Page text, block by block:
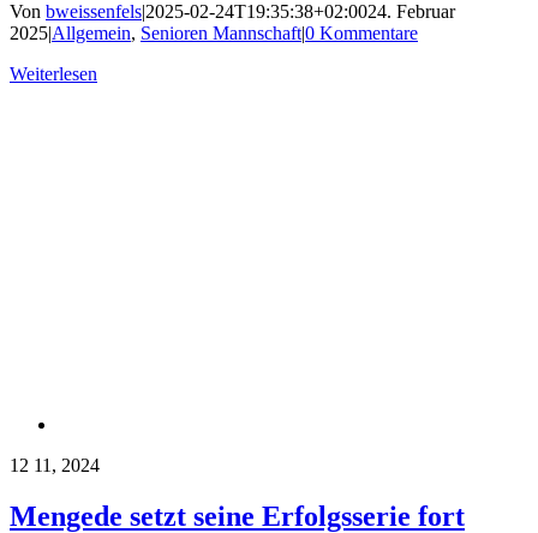
Von bweissenfels|2025-02-24T19:35:38+02:0024. Februar
2025|Allgemein, Senioren Mannschaft|0 Kommentare
Weiterlesen
12 11, 2024
Mengede setzt seine Erfolgsserie fort